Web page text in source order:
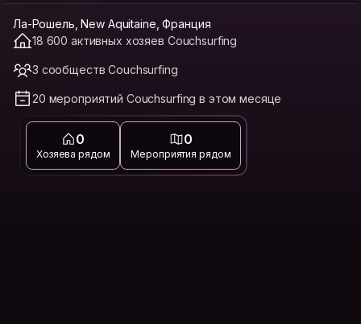
Ла-Рошель, New Aquitaine, Франция
18 600 активных хозяев Couchsurfing
3 сообществ Couchsurfing
20 мероприятий Couchsurfing в этом месяце
0
Хозяева рядом
0
Мероприятия рядом